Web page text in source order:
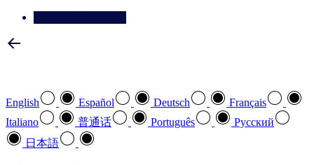
English Español Deutsch
Français
Italiano
普通话 Português
Pусский
日本語